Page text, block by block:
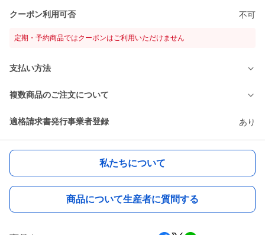
クーポン利用可否 不可
定期・予約商品ではクーポンはご利用いただけません
支払い方法
複数商品のご注文について
適格請求書発行事業者登録 あり
私たちについて
商品について生産者に質問する